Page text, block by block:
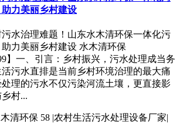
力美丽乡村建设
水治理难题！山东水木清环保一体化污
力美丽乡村建设 水木清环保
】一、引言：乡村振兴，污水处理成当务
污水直排是当前乡村环境治理的最大痛
理的污水不仅污染河流土壤，更直接影
村...
清环保 58 |农村生活污水处理设备厂家|